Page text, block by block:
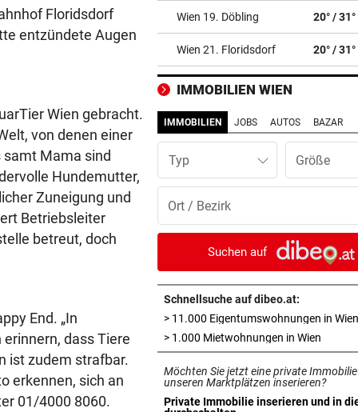
Floridsdorf
entzündete Augen
Wien gebracht.
von denen einer
samt Mama sind
Hundemutter,
Zuneigung und
Betriebsleiter
betreut, doch
End. „In
dass Tiere
ist zudem strafbar.
erkennen, sich an
01/4000 8060.
SONNTAG NOCH IM KASTEN
Klubs aus Holland und
locken WAC-Goalie
BEI BARESI-ABSCHIED
Brasilien-Legende schockt
mit Mallet-Finger
meldet sich zu Wort
STRATEGIE FEHLT vor
Schutz vor Drohnen?
hat keinen Plan
LÄNDLE-KICKER SIEGEN vor
3:1 nach 0:1! Altach dreht
gegen WSG Tirol
Wien 19. Döbling 20° / 31°
Wien 21. Floridsdorf 20° / 31°
IMMOBILIEN WIEN
IMMOBILIEN JOBS AUTOS BAZAR
Typ
Suchen auf
Schnellsuche auf dibeo.at:
> 11.000 Eigentumswohnungen in Wien
> 1.000 Mietwohnungen in Wien
Möchten Sie jetzt eine private
unseren Marktplätzen inserieren?
Private Immobilie inserieren und in